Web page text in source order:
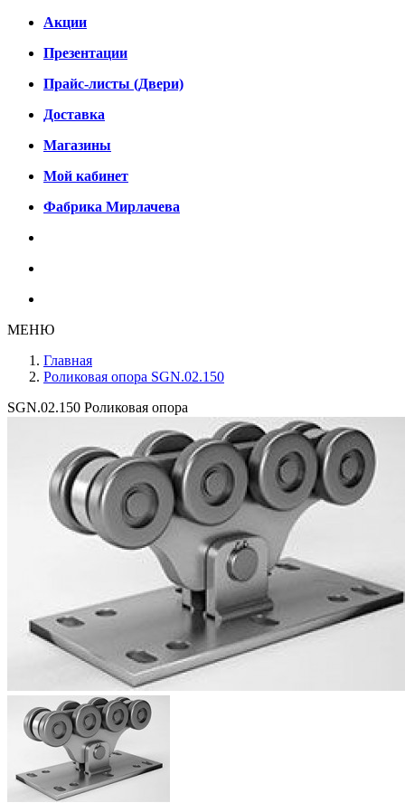
Акции
Презентации
Прайс-листы (Двери)
Доставка
Магазины
Мой кабинет
Фабрика Мирлачева
МЕНЮ
Главная
Роликовая опора SGN.02.150
SGN.02.150 Роликовая опора